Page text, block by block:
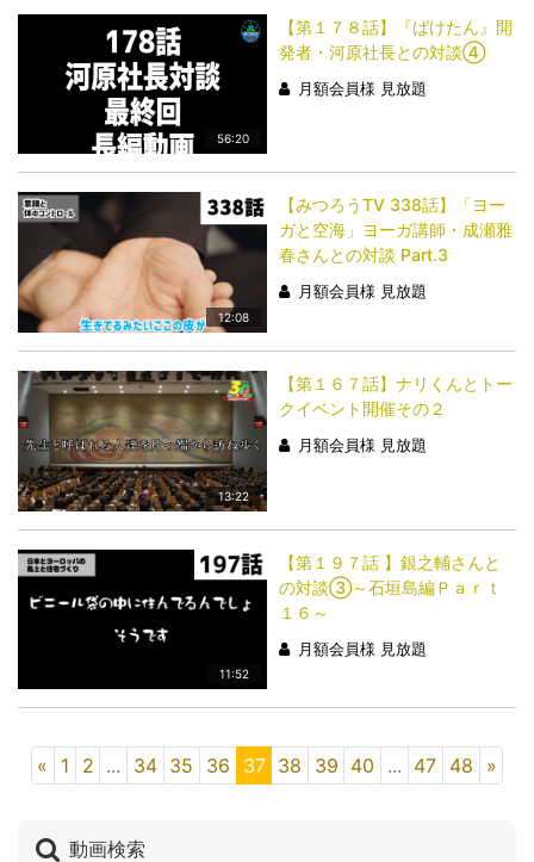
56:20
【第１７８話】『ばけたん』開
発者・河原社長との対談④
月額会員様 見放題
12:08
【みつろうTV 338話】「​​​​​​​ヨー
ガと空海」ヨーガ講師・成瀬雅
春さんとの対談 Part.3
月額会員様 見放題
13:22
【第１６７話】ナリくんとトー
クイベント開催その２
月額会員様 見放題
11:52
【第１９７話 】銀之輔さんと
の対談③～石垣島編Ｐａｒｔ
１６～
月額会員様 見放題
« 1 2 ... 34 35 36 37 38 39 40 ... 47 48 »
動画検索